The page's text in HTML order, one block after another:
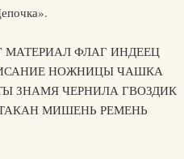
МАТЕРИАЛ ФЛАГ ИНДЕЕЦ
НОЖНИЦЫ ЧАШКА
ЗНАМЯ ЧЕРНИЛА ГВОЗДИК
МИШЕНЬ РЕМЕНЬ